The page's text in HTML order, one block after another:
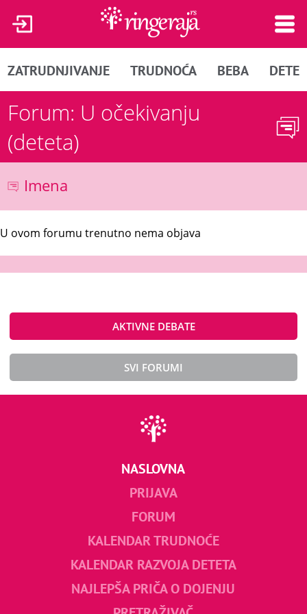
ZATRUDNJIVANJE TRUDNOĆA BEBA DETE
Forum: U očekivanju
(deteta)
Imena
U ovom forumu trenutno nema objava
AKTIVNE DEBATE
SVI FORUMI
NASLOVNA
PRIJAVA
FORUM
KALENDAR TRUDNOĆE
KALENDAR RAZVOJA DETETA
NAJLEPŠA PRIČA O DOJENJU